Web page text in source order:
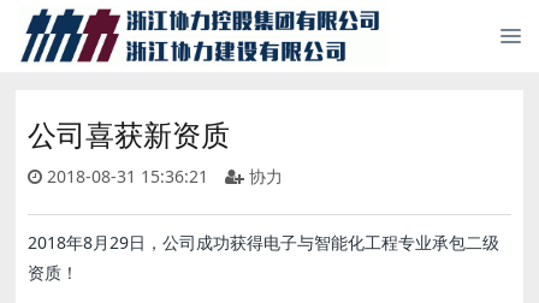
公司喜获新资质
2018-08-31 15:36:21 协力
2018年8月29日，公司成功获得电子与智能化工程专业承包二级
资质！